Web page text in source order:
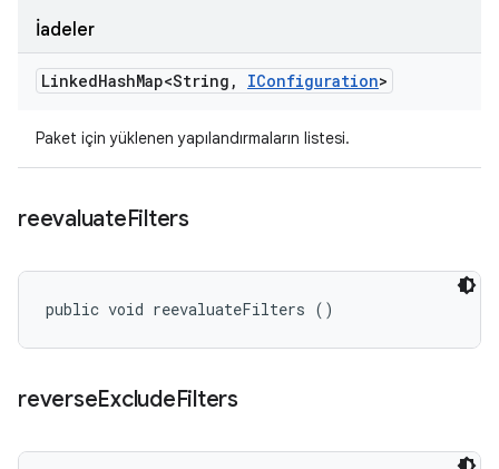
İadeler
LinkedHashMap<String , IConfiguration>
Paket için yüklenen yapılandırmaların listesi.
reevaluateFilters
public void reevaluateFilters ()
reverseExcludeFilters